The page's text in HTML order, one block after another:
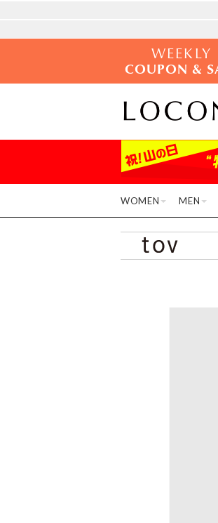
WEEKLY
COUPON &
WOMEN MEN